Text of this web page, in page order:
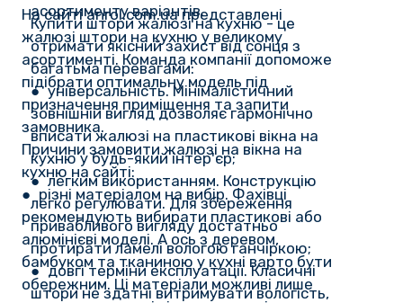
асортименту варіантів.
На сайті anrol.com.ua представлені
жалюзі штори на кухню у великому
асортименті. Команда компанії допоможе
підібрати оптимальну модель під
призначення приміщення та запити
замовника.
Причини замовити жалюзі на вікна на
кухню на сайті:
● різні матеріалом на вибір. Фахівці
рекомендують вибирати пластикові або
алюмінієві моделі. А ось з деревом,
бамбуком та тканиною у кухні варто бути
обережним. Ці матеріали можливі лише
Купити штори жалюзі на кухню - це
отримати якісний захист від сонця з
багатьма перевагами:
● універсальність. Мінімалістичний
зовнішній вигляд дозволяє гармонічно
вписати жалюзі на пластикові вікна на
кухню у будь-який інтер'єр;
● легким використанням. Конструкцію
легко регулювати. Для збереження
привабливого вигляду достатньо
протирати ламелі вологою ганчіркою;
● довгі терміни експлуатації. Класичні
штори не здатні витримувати вологість,